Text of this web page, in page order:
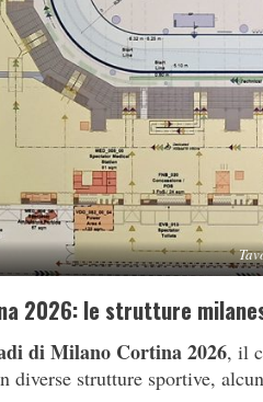
2026: le strutture
di Milano Cortina2026, il
diverse strutture sportive,